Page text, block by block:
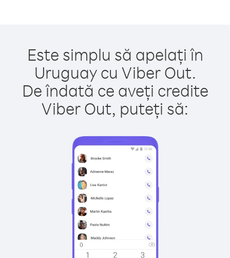
Este simplu să apelați în
Uruguay cu Viber Out.
De îndată ce aveți credite
Viber Out, puteți să: